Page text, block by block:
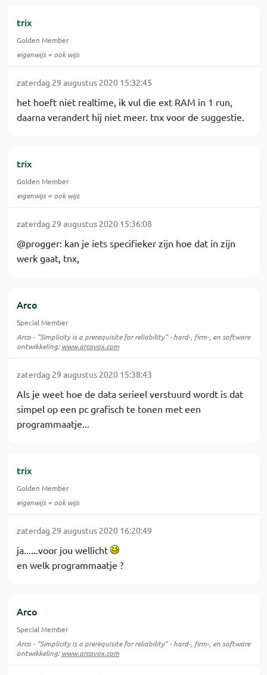
trix
Golden Member
eigenwijs = ook wijs
zaterdag 29 augustus 2020 15:32:45
het hoeft niet realtime, ik vul die ext RAM in 1 run,
daarna verandert hij niet meer. tnx voor de suggestie.
trix
Golden Member
eigenwijs = ook wijs
zaterdag 29 augustus 2020 15:36:08
@progger: kan je iets specifieker zijn hoe dat in zijn
werk gaat, tnx,
Arco
Special Member
Arco - "Simplicity is a prerequisite for reliability" - hard-, firm-, en software
ontwikkeling:www.arcovox.com
zaterdag 29 augustus 2020 15:38:43
Als je weet hoe de data serieel verstuurd wordt is dat
simpel op een pc grafisch te tonen met een
programmaatje...
trix
Golden Member
eigenwijs = ook wijs
zaterdag 29 augustus 2020 16:20:49
ja......voor jou wellicht
en welk programmaatje ?
Arco
Special Member
Arco - "Simplicity is a prerequisite for reliability" - hard-, firm-, en software
ontwikkeling:www.arcovox.com